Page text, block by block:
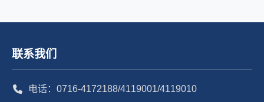
联系我们
电话：0716-4172188/4119001/4119010